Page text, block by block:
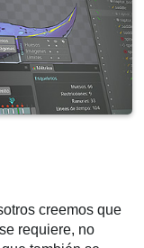
creemos que
requiere, no